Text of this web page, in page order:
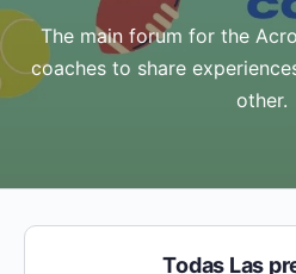
The main forum for the
coaches to share
other.
Todas Las